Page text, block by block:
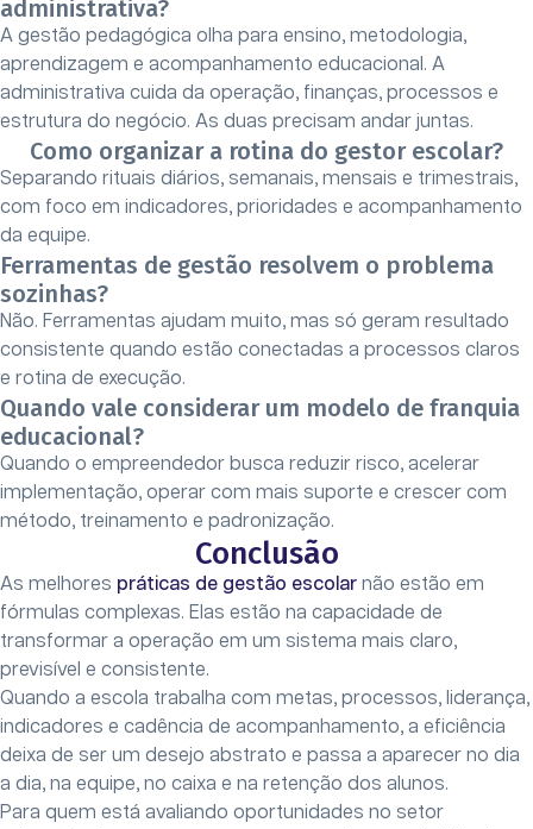
administrativa?
A gestão pedagógica olha para ensino, metodologia,
aprendizagem e acompanhamento educacional. A
administrativa cuida da operação, finanças, processos e
estrutura do negócio. As duas precisam andar juntas.
Como organizar a rotina do gestor escolar?
Separando rituais diários, semanais, mensais e trimestrais,
com foco em indicadores, prioridades e acompanhamento
da equipe.
Ferramentas de gestão resolvem o problema
sozinhas?
Não. Ferramentas ajudam muito, mas só geram resultado
consistente quando estão conectadas a processos claros
e rotina de execução.
Quando vale considerar um modelo de franquia
educacional?
Quando o empreendedor busca reduzir risco, acelerar
implementação, operar com mais suporte e crescer com
método, treinamento e padronização.
Conclusão
As melhores práticas de gestão escolar não estão em
fórmulas complexas. Elas estão na capacidade de
transformar a operação em um sistema mais claro,
previsível e consistente.
Quando a escola trabalha com metas, processos, liderança,
indicadores e cadência de acompanhamento, a eficiência
deixa de ser um desejo abstrato e passa a aparecer no dia
a dia, na equipe, no caixa e na retenção dos alunos.
Para quem está avaliando oportunidades no setor